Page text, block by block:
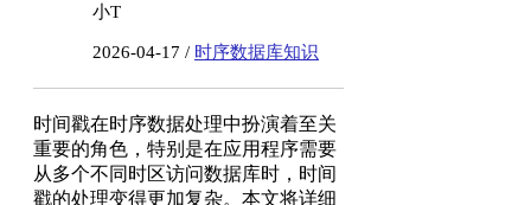
小T
2026-04-17 / 时序数据库知识
时间戳在时序数据处理中扮演着至关
重要的角色，特别是在应用程序需要
从多个不同时区访问数据库时，时间
戳的处理变得更加复杂。本文将详细